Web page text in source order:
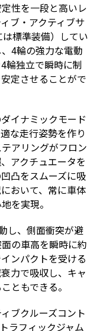
性を一段と高いレ
ブ・アクティブサ
標準装備）してい
4輪の強力な電動
輪独立で瞬時に制
定させることがで
イナミックモード
な走行姿勢を作り
アリングがフロン
アクチュエータを
凸をスムーズに吸
おいて、常に車体
を実現。
し、側面衝突が避
の車高を瞬時に約
ンパクトを受ける
力で吸収し、キャ
ともできる。
ブクルーズコント
ラフィックジャム